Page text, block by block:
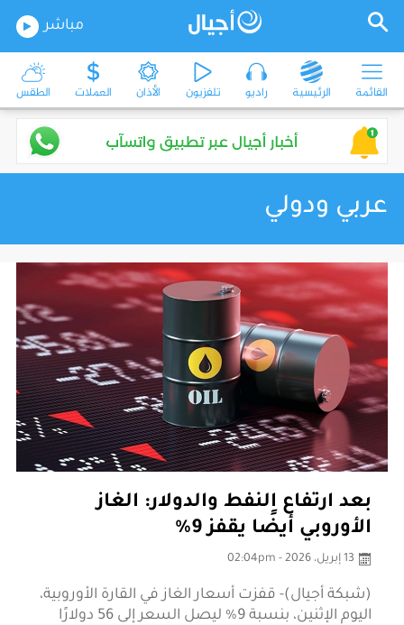
مباشر
القائمة الرئيسية راديو تلفزيون الأذان العملات الطقس
عربي ودولي
بعد ارتفاع النفط والدولار: الغاز
الأوروبي أيضًا يقفز 9%
13 إبريل، 2026 - 02:04pm
(شبكة أجيال)- قفزت أسعار الغاز في القارة الأوروبية،
اليوم الإثنين، بنسبة 9% ليصل السعر إلى 56 دولارًا